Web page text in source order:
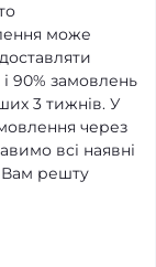
може
90% замовлень
3 тижнів. У
через
всі наявні
Вам решту